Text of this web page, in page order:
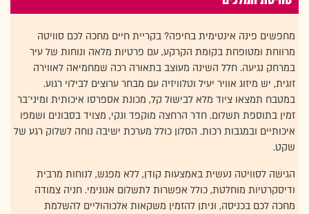
מחפשים פינה אינטימית בחיפה? בקריית חיים מחכה לכם סוויטה
מרווחת ומטופחת בקומת הקרקע, עם פרטיות מלאה ונוחות של עיר
במרחק נגיעה. חלל השינה מעוצב בתאורה רכה שמחמיאה לאווירה
זוגית, יש מיזוג אוויר יעיל וטלוויזיה עם מבחר ערוצים לבילוי רגוע.
במטבח תמצאו ציוד מלא לבישול קל, מכונת אספרסו איכותית ומיני־בר
זמין בתוספת תשלום. חדר הרחצה מוקפד ונקי, מצויד בסבונים ושמפו
איכותיים ובמגבות רכות. הסלון כולל מערכת ישיבה נוחה לשלוק רגע של
שקט.
הגישה לסוויטה נעשית באמצעות קודן, ללא מפגש, לנוחות מרבית
ודיסקרטיות מוחלטת, כולל אפשרות לתשלום אנונימי. חניה צמודה
מחכה לכם בכניסה, וניתן להזמין משקאות אלכוהוליים להשלמת